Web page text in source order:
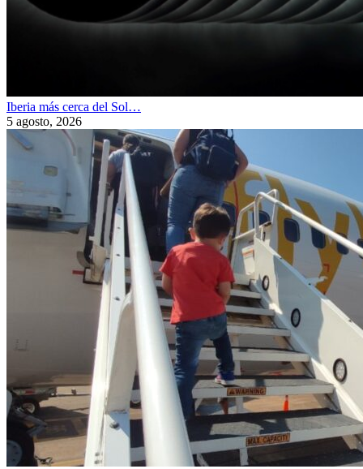
Iberia más cerca del Sol…
5 agosto, 2026